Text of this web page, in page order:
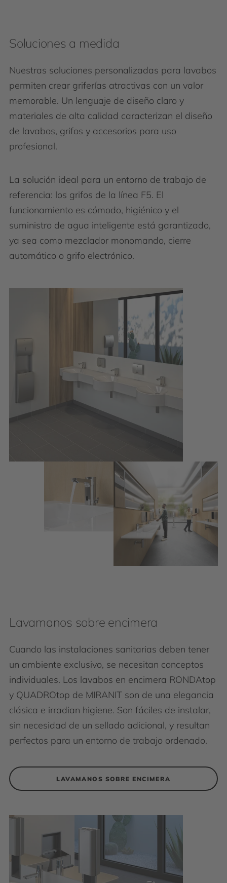
Soluciones a medida
Nuestras soluciones personalizadas para lavabos
permiten crear griferías atractivas con un valor
memorable. Un lenguaje de diseño claro y
materiales de alta calidad caracterizan el diseño
de lavabos, grifos y accesorios para uso
profesional.
La solución ideal para un entorno de trabajo de
referencia: los grifos de la línea F5. El
funcionamiento es cómodo, higiénico y el
suministro de agua inteligente está garantizado,
ya sea como mezclador monomando, cierre
automático o grifo electrónico.
Lavamanos sobre encimera
Cuando las instalaciones sanitarias deben tener
un ambiente exclusivo, se necesitan conceptos
individuales. Los lavabos en encimera RONDAtop
y QUADROtop de MIRANIT son de una elegancia
clásica e irradian higiene. Son fáciles de instalar,
sin necesidad de un sellado adicional, y resultan
perfectos para un entorno de trabajo ordenado.
LAVAMANOS SOBRE ENCIMERA